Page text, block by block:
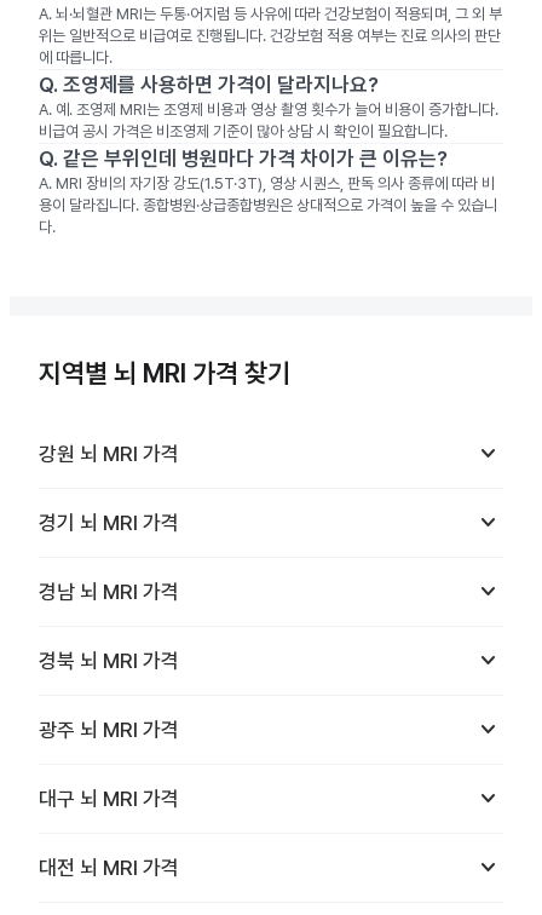
A. 뇌·뇌혈관 MRI는 두통·어지럼 등 사유에 따라 건강보험이 적용되며, 그 외 부
위는 일반적으로 비급여로 진행됩니다. 건강보험 적용 여부는 진료 의사의 판단
에 따릅니다.
Q. 조영제를 사용하면 가격이 달라지나요?
A. 예. 조영제 MRI는 조영제 비용과 영상 촬영 횟수가 늘어 비용이 증가합니다.
비급여 공시 가격은 비조영제 기준이 많아 상담 시 확인이 필요합니다.
Q. 같은 부위인데 병원마다 가격 차이가 큰 이유는?
A. MRI 장비의 자기장 강도(1.5T·3T), 영상 시퀀스, 판독 의사 종류에 따라 비
용이 달라집니다. 종합병원·상급종합병원은 상대적으로 가격이 높을 수 있습니
다.
지역별 뇌 MRI 가격 찾기
강원 뇌 MRI 가격 keyboard_arrow_down
경기 뇌 MRI 가격 keyboard_arrow_down
경남 뇌 MRI 가격 keyboard_arrow_down
경북 뇌 MRI 가격 keyboard_arrow_down
광주 뇌 MRI 가격 keyboard_arrow_down
대구 뇌 MRI 가격 keyboard_arrow_down
대전 뇌 MRI 가격 keyboard_arrow_down